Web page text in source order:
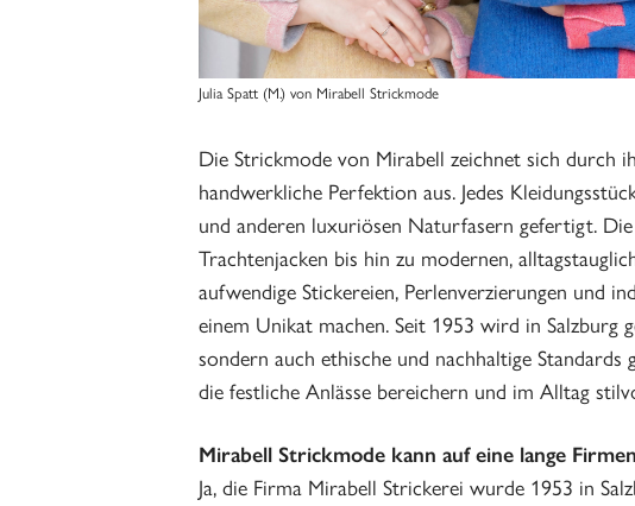
Julia Spatt (M.) von Mirabell Strickmode
Die Strickmode von Mirabell zeichnet sich durch
handwerkliche Perfektion aus. Jedes
und anderen luxuriösen Naturfasern gefertigt.
Trachtenjacken bis hin zu modernen,
aufwendige Stickereien, Perlenverzierungen und
einem Unikat machen. Seit 1953 wird in
sondern auch ethische und nachhaltige Standards
die festliche Anlässe bereichern und im Alltag
Mirabell Strickmode kann auf eine lange
Ja, die Firma Mirabell Strickerei wurde 1953 in